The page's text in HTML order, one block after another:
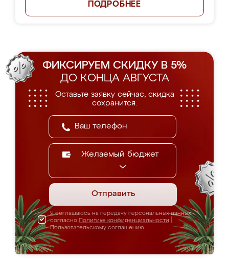
ПОДРОБНЕЕ
ФИКСИРУЕМ СКИДКУ В 5%
ДО КОНЦА АВГУСТА
Оставьте заявку сейчас, скидка
сохранится.
Желаемый бюджет
Отправить
Я соглашаюсь на передачу персональных данных
согласно Политике конфиденциальности
Пользовательскому соглашению